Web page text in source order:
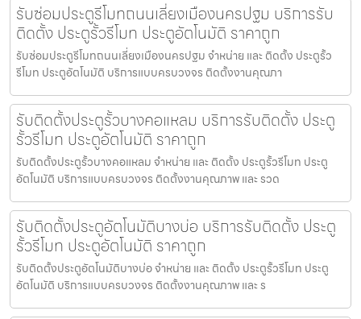
รับซ่อมประตูรีโมทถนนเลี่ยงเมืองนครปฐม บริการรับ
ติดตั้ง ประตูรั้วรีโมท ประตูอัตโนมัติ ราคาถูก
รับซ่อมประตูรีโมทถนนเลี่ยงเมืองนครปฐม จำหน่าย และ ติดตั้ง ประตูรั้ว
รีโมท ประตูอัตโนมัติ บริการแบบครบวงจร ติดตั้งงานคุณภา
รับติดตั้งประตูรั้วบางคอแหลม บริการรับติดตั้ง ประตู
รั้วรีโมท ประตูอัตโนมัติ ราคาถูก
รับติดตั้งประตูรั้วบางคอแหลม จำหน่าย และ ติดตั้ง ประตูรั้วรีโมท ประตู
อัตโนมัติ บริการแบบครบวงจร ติดตั้งงานคุณภาพ และ รวด
รับติดตั้งประตูอัตโนมัติบางบ่อ บริการรับติดตั้ง ประตู
รั้วรีโมท ประตูอัตโนมัติ ราคาถูก
รับติดตั้งประตูอัตโนมัติบางบ่อ จำหน่าย และ ติดตั้ง ประตูรั้วรีโมท ประตู
อัตโนมัติ บริการแบบครบวงจร ติดตั้งงานคุณภาพ และ ร